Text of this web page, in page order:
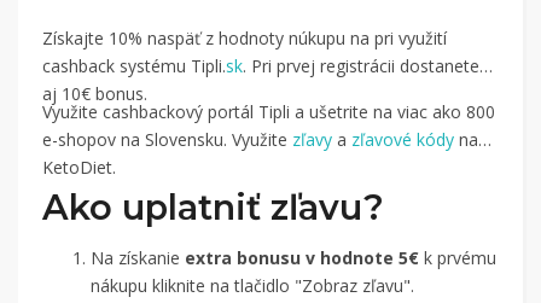
Získajte 10% naspäť z hodnoty núkupu na pri využití
cashback systému Tipli.sk. Pri prvej registrácii dostanete
aj 10€ bonus.
Využite cashbackový portál Tipli a ušetrite na viac ako 800
e-shopov na Slovensku. Využite zľavy a zľavové kódy na
KetoDiet.
Ako uplatniť zľavu?
Na získanie extra bonusu v hodnote 5€ k prvému
nákupu kliknite na tlačidlo "Zobraz zľavu".